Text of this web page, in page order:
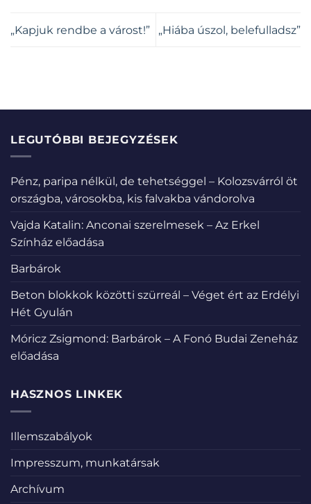
„Kapjuk rendbe a várost!” „Hiába úszol, belefulladsz”
LEGUTÓBBI BEJEGYZÉSEK
Pénz, paripa nélkül, de tehetséggel – Kolozsvárról öt
országba, városokba, kis falvakba vándorolva
Vajda Katalin: Anconai szerelmesek – Az Erkel
Színház előadása
Barbárok
Beton blokkok közötti szürreál – Véget ért az Erdélyi
Hét Gyulán
Móricz Zsigmond: Barbárok – A Fonó Budai Zeneház
előadása
HASZNOS LINKEK
Illemszabályok
Impresszum, munkatársak
Archívum